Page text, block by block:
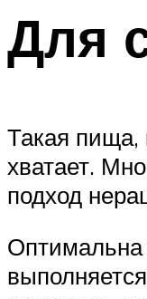
Для
Такая пища,
хватает.
подход
Оптимальна